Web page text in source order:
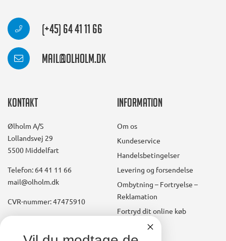
(+45) 64 41 11 66
mail@olholm.dk
Kontakt
Ølholm A/S
Lollandsvej 29
5500 Middelfart
Telefon: 64 41 11 66
mail@olholm.dk
CVR-nummer: 47475910
Information
Om os
Kundeservice
Handelsbetingelser
Levering og forsendelse
Ombytning – Fortryelse –
Reklamation
Fortryd dit online køb
Konto